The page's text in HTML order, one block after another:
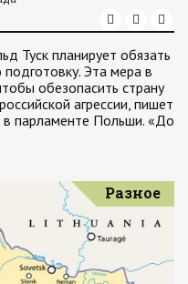
Туск планирует обязать
Эта мера в
обезопасить страну
агрессии, пишет
парламенте Польши. «До
Разное